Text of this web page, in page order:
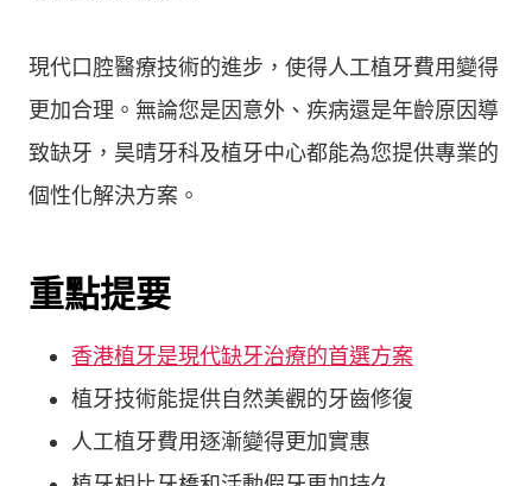
現代口腔醫療技術的進步，使得人工植牙費用變得
更加合理。無論您是因意外、疾病還是年齡原因導
致缺牙，昊晴牙科及植牙中心都能為您提供專業的
個性化解決方案。
重點提要
香港植牙是現代缺牙治療的首選方案
植牙技術能提供自然美觀的牙齒修復
人工植牙費用逐漸變得更加實惠